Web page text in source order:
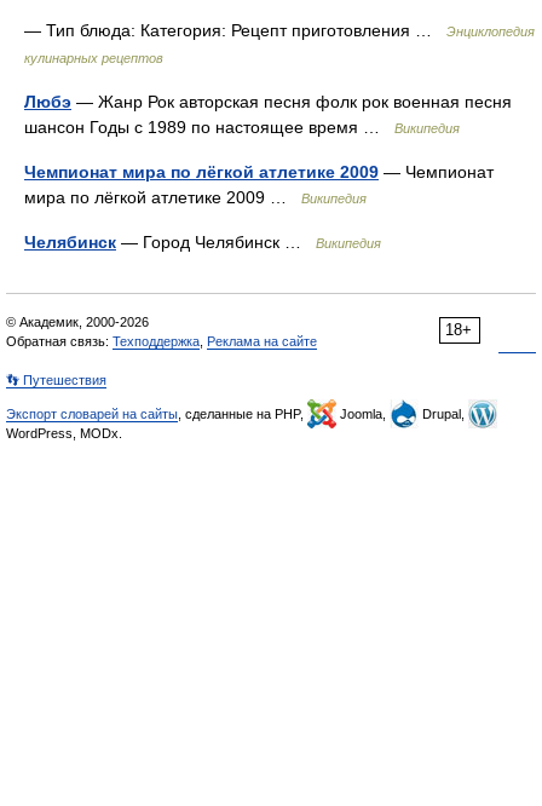
— Тип блюда: Категория: Рецепт приготовления …
Энциклопедия
кулинарных рецептов
Любэ — Жанр Рок авторская песня фолк рок военная песня
шансон Годы с 1989 по настоящее время …
Википедия
Чемпионат мира по лёгкой атлетике 2009 — Чемпионат
мира по лёгкой атлетике 2009 …
Википедия
Челябинск — Город Челябинск … Википедия
18+
© Академик, 2000-2026
Обратная связь: Техподдержка Реклама на сайте
👣 Путешествия
Экспорт словарей на сайты , сделанные на PHP, Joomla,
Drupal,
WordPress, MODx.